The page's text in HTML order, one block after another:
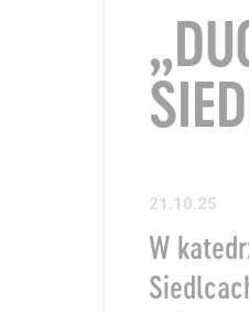
21.10.25
W